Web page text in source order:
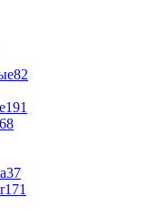
82
191
37
171